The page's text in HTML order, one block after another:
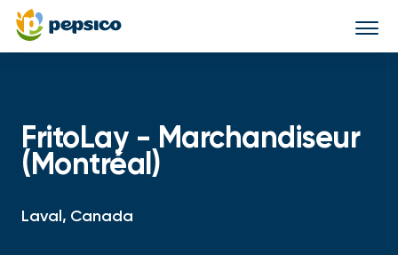
FritoLay - Marchandiseur
(Montréal)
Laval, Canada